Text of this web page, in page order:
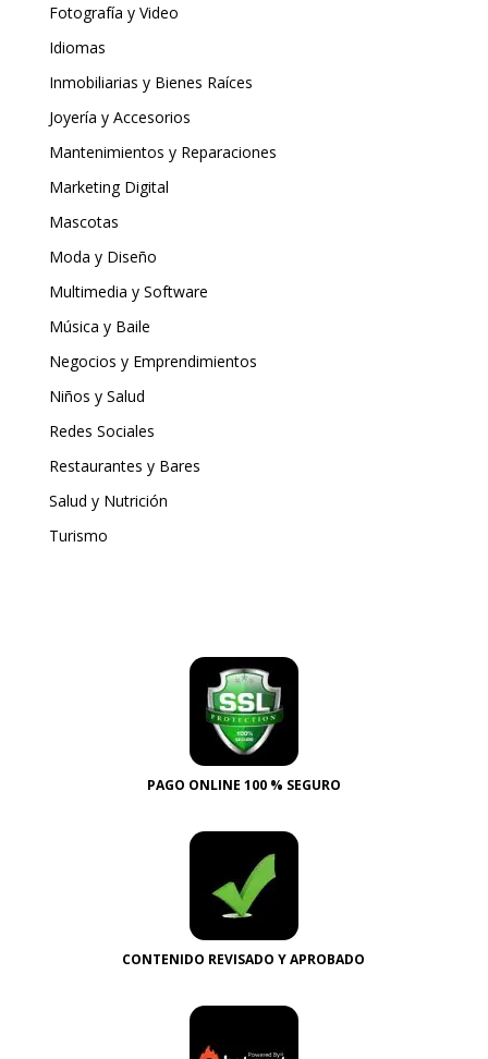
Fotografía y Video
Idiomas
Inmobiliarias y Bienes Raíces
Joyería y Accesorios
Mantenimientos y Reparaciones
Marketing Digital
Mascotas
Moda y Diseño
Multimedia y Software
Música y Baile
Negocios y Emprendimientos
Niños y Salud
Redes Sociales
Restaurantes y Bares
Salud y Nutrición
Turismo
PAGO ONLINE 100 % SEGURO
CONTENIDO REVISADO Y APROBADO